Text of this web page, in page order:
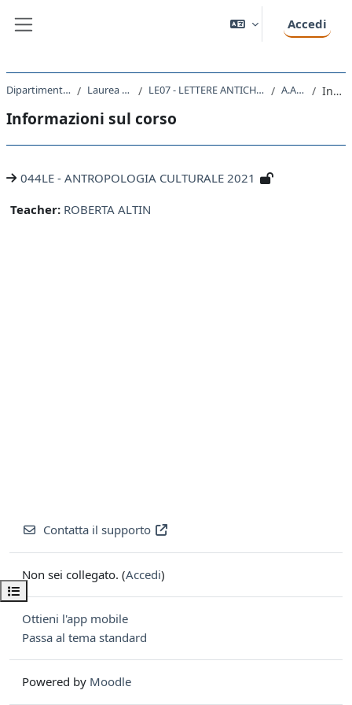
Accedi
Apri indice del corso
Dipartimento di Studi Umanistici Laurea triennale (DM270) LE07 - LETTERE ANTICHE E MODERNE, ARTI, COMUNICAZIONE A.A. 2021 - 2022 Introduzione
Informazioni sul corso
044LE - ANTROPOLOGIA CULTURALE 2021
Teacher: ROBERTA ALTIN
Contatta il supporto
Non sei collegato. (Accedi)
Ottieni l'app mobile
Passa al tema standard
Powered by Moodle